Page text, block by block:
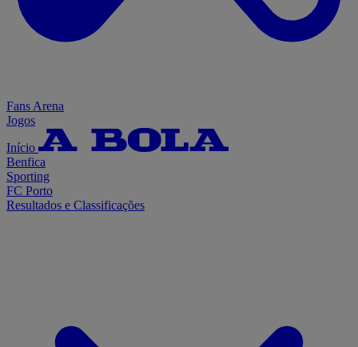
Fans Arena
Jogos
Início
Benfica
Sporting
FC Porto
Resultados e Classificações